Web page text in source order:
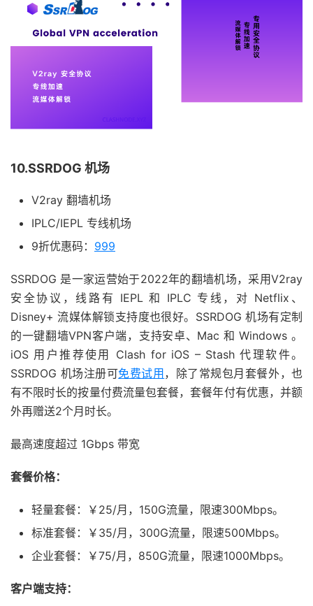
10.SSRDOG 机场
V2ray 翻墙机场
IPLC/IEPL 专线机场
9折优惠码： 999
SSRDOG 是一家运营始于2022年的翻墙机场，采用V2ray
安全协议，线路有 IEPL 和 IPLC 专线，对 Netflix、
Disney+ 流媒体解锁支持度也很好。SSRDOG 机场有定制
的一键翻墙VPN客户端，支持安卓、Mac 和 Windows 。
iOS 用户推荐使用 Clash for iOS – Stash 代理软件。
SSRDOG 机场注册可免费试用，除了常规包月套餐外，也
有不限时长的按量付费流量包套餐，套餐年付有优惠，并额
外再赠送2个月时长。
最高速度超过 1Gbps 带宽
套餐价格：
轻量套餐：￥25/月，150G流量，限速300Mbps。
标准套餐：￥35/月，300G流量，限速500Mbps。
企业套餐：￥75/月，850G流量，限速1000Mbps。
客户端支持：